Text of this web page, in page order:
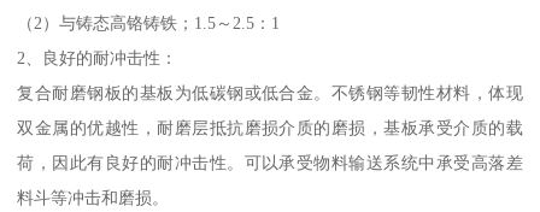
（2）与铸态高铬铸铁；1.5～2.5：1
2、良好的耐冲击性：
复合耐磨钢板的基板为低碳钢或低合金。不锈钢等韧性材料，体现
双金属的优越性，耐磨层抵抗磨损介质的磨损，基板承受介质的载
荷，因此有良好的耐冲击性。可以承受物料输送系统中承受高落差
料斗等冲击和磨损。